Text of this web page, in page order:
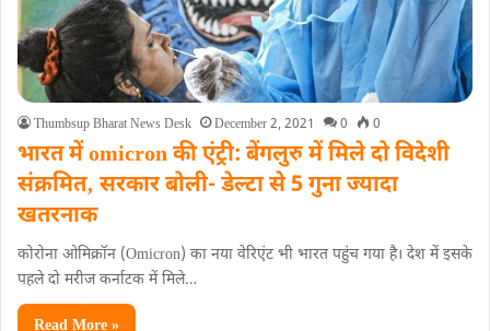
Thumbsup Bharat News Desk December 2, 2021 0 0
भारत में omicron की एंट्री: बेंगलुरु में मिले दो विदेशी
संक्रमित‚ सरकार बोली- डेल्टा से 5 गुना ज्यादा
खतरनाक
कोरोना ओमिक्रॉन (Omicron) का नया वेरिएंट भी भारत पहुंच गया है। देश में इसके
पहले दो मरीज कर्नाटक में मिले…
Read More »